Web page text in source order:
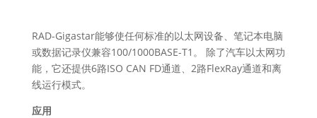
RAD-Gigastar能够使任何标准的以太网设备、笔记本电脑
或数据记录仪兼容100/1000BASE-T1。 除了汽车以太网功
能，它还提供6路ISO CAN FD通道、2路FlexRay通道和离
线运行模式。
应用